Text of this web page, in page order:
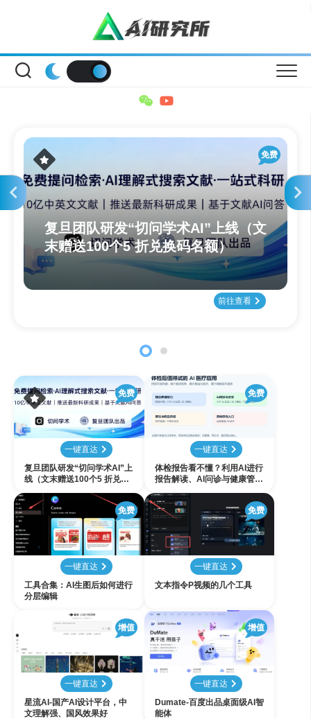
免费
复旦团队研发“切问学术AI”上线（文
末赠送100个5 折兑换码名额）
前往查看
免费
一键直达
复旦团队研发“切问学术AI”上
线（文末赠送100个5 折兑换
免费
一键直达
体检报告看不懂？利用AI进行
报告解读、AI问诊与健康管理
免费
一键直达
工具合集：AI生图后如何进行
分层编辑
免费
一键直达
文本指令P视频的几个工具
增值
一键直达
星流AI-国产AI设计平台，中
文理解强、国风效果好
增值
一键直达
Dumate-百度出品桌面级AI智
能体